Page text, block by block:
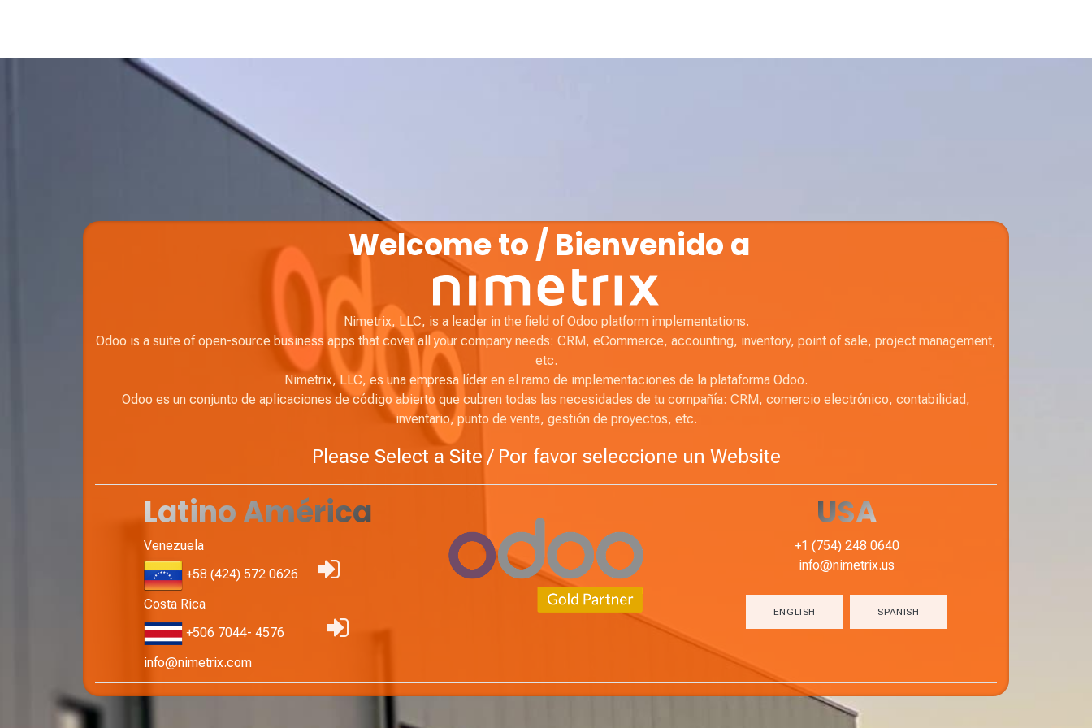
Welcome to / Bienvenido a
Nimetrix, LLC, is a leader in the field of Odoo platform implementations.
Odoo is a suite of open-source business apps that cover all your company needs: CRM, eCommerce, accounting, inventory, point of sale, project management,
etc.
Nimetrix, LLC, es una empresa líder en el ramo de implementaciones de la plataforma Odoo.
Odoo es un conjunto de aplicaciones de código abierto que cubren todas las necesidades de tu compañía: CRM, comercio electrónico, contabilidad,
inventario, punto de venta, gestión de proyectos, etc.
Please Select a Site / Por favor seleccione un Website
Latino América
Venezuela
+58 (424) 572 0626
Costa Rica
+506 7044- 4576
info@nimetrix.com
USA
+1 (754) 248 0640
info@nimetrix.us
ENGLISH SPANISH